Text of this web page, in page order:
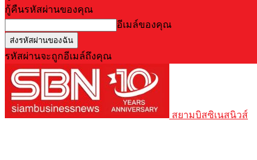
กู้คืนรหัสผ่านของคุณ
อีเมล์ของคุณ
รหัสผ่านจะถูกอีเมล์ถึงคุณ
สยามบิสซิเนสนิวส์